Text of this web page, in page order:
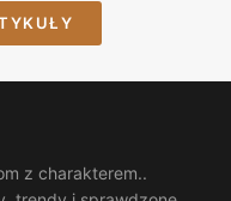
z charakterem..